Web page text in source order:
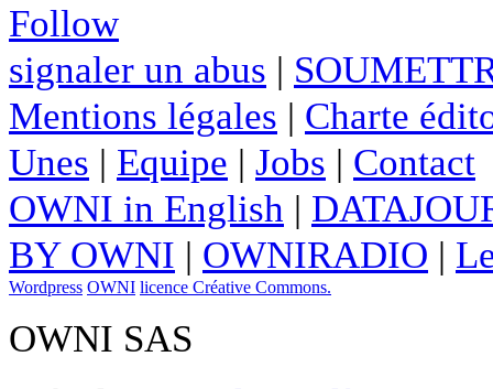
Follow
signaler un abus |
Mentions légales | Charte
Unes | Equipe | Jobs | Contact
OWNI in English |
BY OWNI | OWNIRADIO |
Wordpress OWNI licence Créative Commons.
OWNI SAS